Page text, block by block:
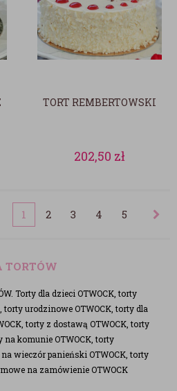
TORT REMBERTOWSKI
202,50 zł
1 2 3 4 5
TORTÓW
Torty dla dzieci OTWOCK, torty
torty urodzinowe OTWOCK, torty dla
torty z dostawą OTWOCK, torty
na komunie OTWOCK, torty
wieczór panieński OTWOCK, torty
na zamówienie OTWOCK